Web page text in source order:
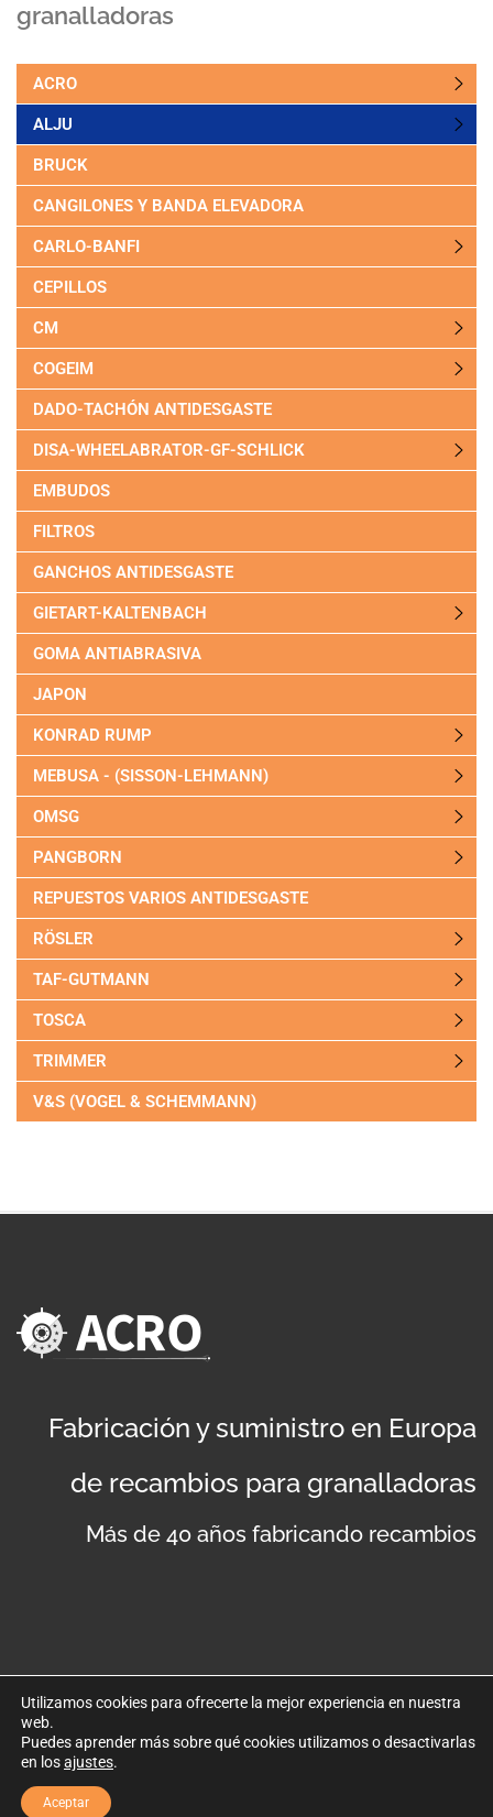
granalladoras
ACRO
ALJU
BRUCK
CANGILONES Y BANDA ELEVADORA
CARLO-BANFI
CEPILLOS
CM
COGEIM
DADO-TACHÓN ANTIDESGASTE
DISA-WHEELABRATOR-GF-SCHLICK
EMBUDOS
FILTROS
GANCHOS ANTIDESGASTE
GIETART-KALTENBACH
GOMA ANTIABRASIVA
JAPON
KONRAD RUMP
MEBUSA - (SISSON-LEHMANN)
OMSG
PANGBORN
REPUESTOS VARIOS ANTIDESGASTE
RÖSLER
TAF-GUTMANN
TOSCA
TRIMMER
V&S (VOGEL & SCHEMMANN)
Fabricación y suministro en Europa
de recambios para granalladoras
Más de 40 años fabricando recambios
©Copyright 2019. Disseny web per Bredax
Política de privacidad
Utilizamos cookies para ofrecerte la mejor experiencia en nuestra
web.
Puedes aprender más sobre qué cookies utilizamos o desactivarlas
en losajustes.
Aceptar